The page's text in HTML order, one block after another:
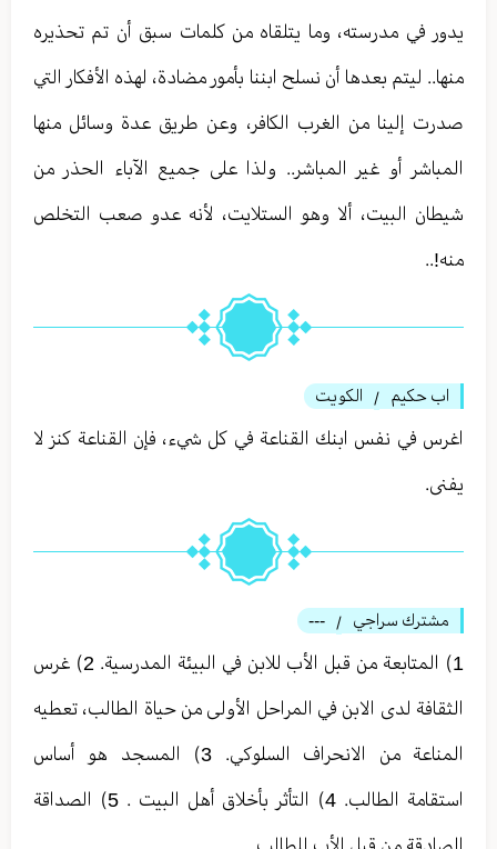
يدور في مدرسته، وما يتلقاه من كلمات سبق أن تم تحذيره
منها.. ليتم بعدها أن نسلح ابننا بأمور مضادة، لهذه الأفكار التي
صدرت إلينا من الغرب الكافر، وعن طريق عدة وسائل منها
المباشر أو غير المباشر.. ولذا على جميع الآباء الحذر من
شيطان البيت، ألا وهو الستلايت، لأنه عدو صعب التخلص
منه!..
اب حكيم / الكويت
اغرس في نفس ابنك القناعة في كل شيء، فإن القناعة كنز لا
يفنى.
مشترك سراجي /
---
1) المتابعة من قبل الأب للابن في البيئة المدرسية. 2) غرس
الثقافة لدى الابن في المراحل الأولى من حياة الطالب، تعطيه
المناعة من الانحراف السلوكي. 3) المسجد هو أساس
استقامة الطالب. 4) التأثر بأخلاق أهل البيت . 5) الصداقة